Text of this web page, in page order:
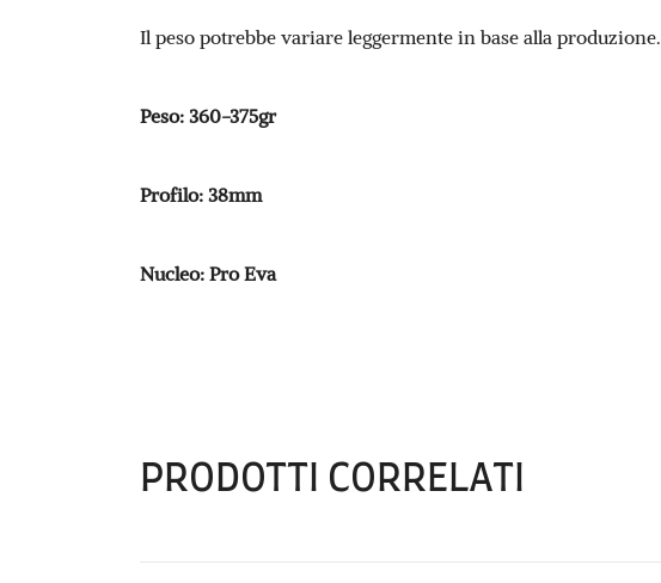
Il peso potrebbe variare leggermente in base alla produzione.
Peso: 360-375gr
Profilo: 38mm
Nucleo: Pro Eva
PRODOTTI CORRELATI